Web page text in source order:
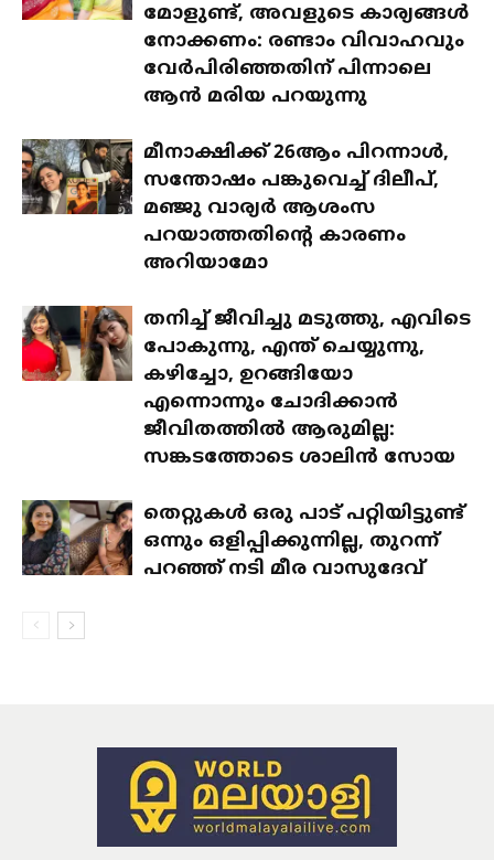
മോളുണ്ട്, അവളുടെ കാര്യങ്ങൾ
നോക്കണം: രണ്ടാം വിവാഹവും
വേർപിരിഞ്ഞതിന് പിന്നാലെ
ആൻ മരിയ പറയുന്നു
മീനാക്ഷിക്ക് 26ആം പിറന്നാൾ,
സന്തോഷം പങ്കുവെച്ച് ദിലീപ്,
മഞ്ജു വാര്യർ ആശംസ
പറയാത്തതിന്റെ കാരണം
അറിയാമോ
തനിച്ച് ജീവിച്ചു മടുത്തു, എവിടെ
പോകുന്നു, എന്ത് ചെയ്യുന്നു,
കഴിച്ചോ, ഉറങ്ങിയോ
എന്നൊന്നും ചോദിക്കാൻ
ജീവിതത്തിൽ ആരുമില്ല:
സങ്കടത്തോടെ ശാലിൻ സോയ
തെറ്റുകൾ ഒരു പാട് പറ്റിയിട്ടുണ്ട്
ഒന്നും ഒളിപ്പിക്കുന്നില്ല, തുറന്ന്
പറഞ്ഞ് നടി മീര വാസുദേവ്